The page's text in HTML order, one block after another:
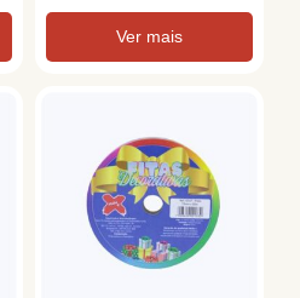
Ver mais